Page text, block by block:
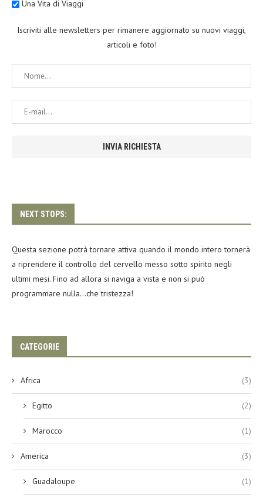
Una Vita di Viaggi
Iscriviti alle newsletters per rimanere aggiornato su nuovi viaggi,
articoli e foto!
NEXT STOPS:
Questa sezione potrà tornare attiva quando il mondo intero tornerà
a riprendere il controllo del cervello messo sotto spirito negli
ultimi mesi. Fino ad allora si naviga a vista e non si può
programmare nulla…che tristezza!
CATEGORIE
Africa (3)
Egitto (2)
Marocco (1)
America (3)
Guadaloupe (1)